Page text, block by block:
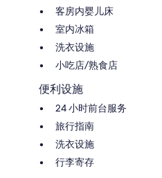
客房内婴儿床
室内冰箱
洗衣设施
小吃店/熟食店
便利设施
24 小时前台服务
旅行指南
洗衣设施
行李寄存